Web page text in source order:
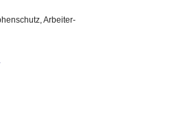
Arbeiter-